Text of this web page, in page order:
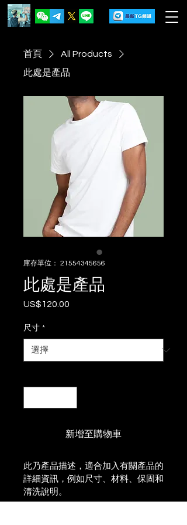
首頁
All Products
此處是產品
庫存單位： 21554345656
此處是產品
US$120.00
尺寸 *
新增至購物車
此乃產品描述，適合加入有關產品的
詳細資訊，例如尺寸、材料、保固和
清洗說明。